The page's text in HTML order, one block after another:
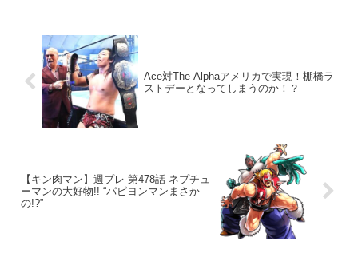
Ace対The Alphaアメリカで実現！棚橋ラ
ストデーとなってしまうのか！？
【キン肉マン】週プレ 第478話 ネプチュ
ーマンの大好物!! “パピヨンマンまさか
の!?”